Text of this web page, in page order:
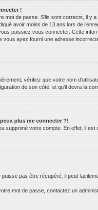
!
mot de passe. S’ils sont corrects, il y
avoir moins de 13 ans lors de
puissiez vous connecter. Cette
vous ayez fourni une adresse
vérifiez que votre nom
de son côté, et qu’il devra la
plus me connecter ?!
supprimé votre compte. En effet, il
pas être récupéré, il peut
mot de passe, contactez un